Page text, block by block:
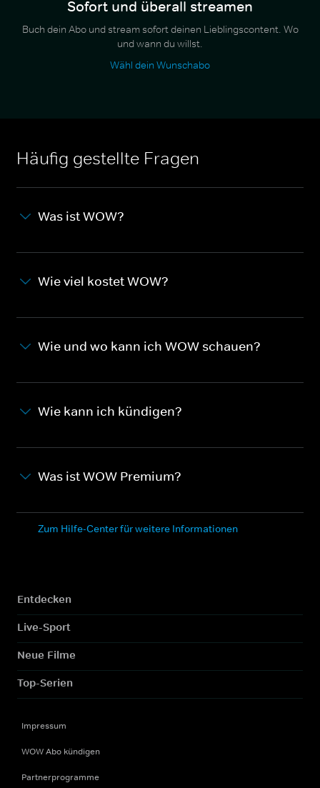
Sofort und überall streamen
Buch dein Abo und stream sofort deinen Lieblingscontent. Wo
und wann du willst.
Wähl dein Wunschabo
Häufig gestellte Fragen
Was ist WOW?
Wie viel kostet WOW?
Wie und wo kann ich WOW schauen?
Wie kann ich kündigen?
Was ist WOW Premium?
Zum Hilfe-Center für weitere Informationen
Entdecken
Live-Sport
Neue Filme
Top-Serien
Impressum
WOW Abo kündigen
Partnerprogramme